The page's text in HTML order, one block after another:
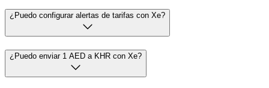
¿Puedo configurar alertas de tarifas con Xe?
¿Puedo enviar 1 AED a KHR con Xe?